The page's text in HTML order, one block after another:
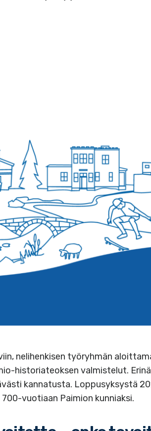
nelihenkisen työryhmän
historiateoksen valmistelut.
kannatusta. Loppusyksystä
vuotiaan Paimion kunniaksi.